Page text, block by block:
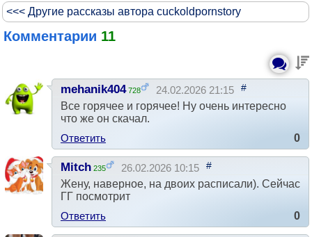
<<< Другие рассказы автора cuckoldpornstory
Комментарии 11
mehanik404 728 24.02.2026 21:15 #
Все горячее и горячее! Ну очень интересно
что же он скачал.
Ответить
0
Mitch 235 26.02.2026 10:15 #
Жену, наверное, на двоих расписали). Сейчас
ГГ посмотрит
Ответить
0